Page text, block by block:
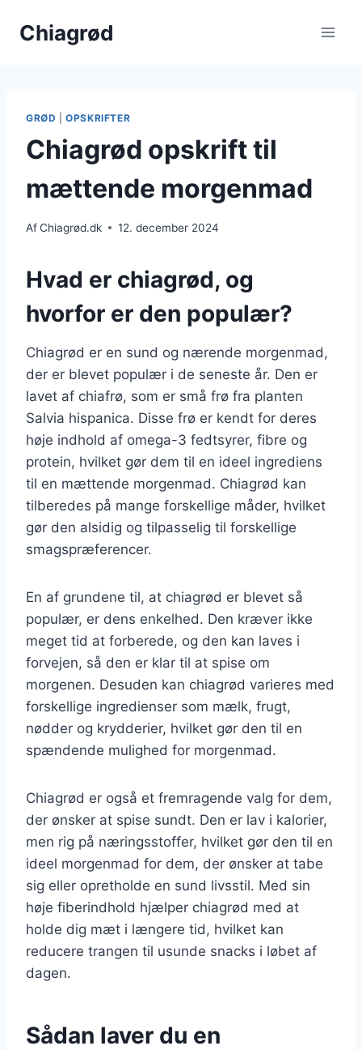
Chiagrød
GRØD |OPSKRIFTER
Chiagrød opskrift til
mættende morgenmad
AfChiagrød.dk 12. december 2024
Hvad er chiagrød, og
hvorfor er den populær?
Chiagrød er en sund og nærende morgenmad,
der er blevet populær i de seneste år. Den er
lavet af chiafrø, som er små frø fra planten
Salvia hispanica. Disse frø er kendt for deres
høje indhold af omega-3 fedtsyrer, fibre og
protein, hvilket gør dem til en ideel ingrediens
til en mættende morgenmad. Chiagrød kan
tilberedes på mange forskellige måder, hvilket
gør den alsidig og tilpasselig til forskellige
smagspræferencer.
En af grundene til, at chiagrød er blevet så
populær, er dens enkelhed. Den kræver ikke
meget tid at forberede, og den kan laves i
forvejen, så den er klar til at spise om
morgenen. Desuden kan chiagrød varieres med
forskellige ingredienser som mælk, frugt,
nødder og krydderier, hvilket gør den til en
spændende mulighed for morgenmad.
Chiagrød er også et fremragende valg for dem,
der ønsker at spise sundt. Den er lav i kalorier,
men rig på næringsstoffer, hvilket gør den til en
ideel morgenmad for dem, der ønsker at tabe
sig eller opretholde en sund livsstil. Med sin
høje fiberindhold hjælper chiagrød med at
holde dig mæt i længere tid, hvilket kan
reducere trangen til usunde snacks i løbet af
dagen.
Sådan laver du en